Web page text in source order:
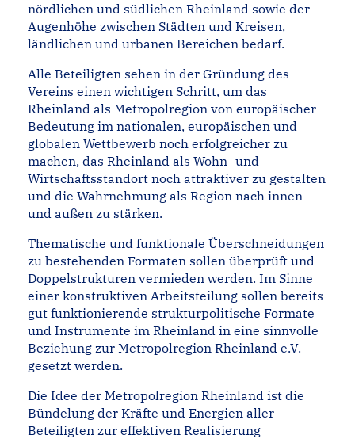
nördlichen und südlichen Rheinland sowie der
Augenhöhe zwischen Städten und Kreisen,
ländlichen und urbanen Bereichen bedarf.
Alle Beteiligten sehen in der Gründung des
Vereins einen wichtigen Schritt, um das
Rheinland als Metropolregion von europäischer
Bedeutung im nationalen, europäi­schen und
globalen Wettbewerb noch erfolgreicher zu
machen, das Rheinland als Wohn- und
Wirtschaftsstandort noch attraktiver zu gestalten
und die Wahrnehmung als Region nach innen
und außen zu stärken.
Thematische und funktionale Überschneidungen
zu bestehenden Formaten sollen überprüft und
Doppelstrukturen vermieden werden. Im Sinne
einer konstruktiven Ar­beitsteilung sollen bereits
gut funktionierende strukturpolitische Formate
und Instru­mente im Rheinland in eine sinnvolle
Beziehung zur Metropolregion Rheinland e.V.
gesetzt werden.
Die Idee der Metropolregion Rheinland ist die
Bündelung der Kräfte und Energien aller
Beteiligten zur effektiven Realisierung